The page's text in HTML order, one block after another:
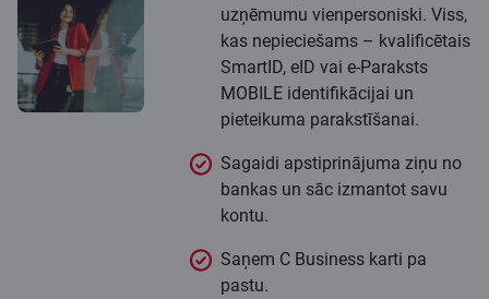
uzņēmumu vienpersoniski. Viss,
kas nepieciešams – kvalificētais
SmartID, eID vai e-Paraksts
MOBILE identifikācijai un
pieteikuma parakstīšanai.
Sagaidi apstiprinājuma ziņu no
bankas un sāc izmantot savu
kontu.
Saņem C Business karti pa
pastu.